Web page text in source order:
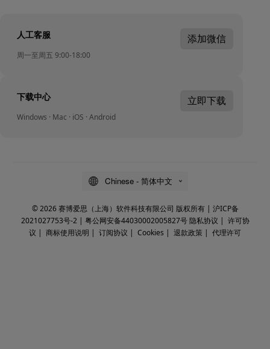
人工客服
周一至周五 9:00-18:00
添加微信
下载中心
Windows · Mac · iOS · Android
立即下载
Chinese - 简体中文
© 2026 赛博爱思（上海）软件科技有限公司 版权所有 | 沪ICP备
2021027753号-2| 粤公网安备44030002005827号 隐私协议 | 许可协
议 | 商标使用说明 | 订阅协议 | Cookies | 退款政策 | 代理许可